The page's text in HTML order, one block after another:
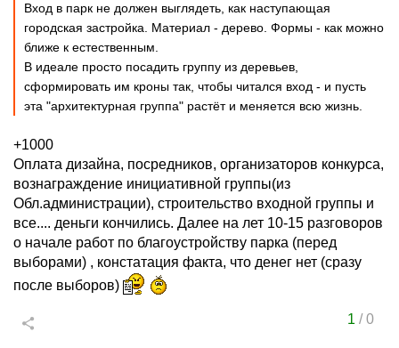
Вход в парк не должен выглядеть, как наступающая
городская застройка. Материал - дерево. Формы - как можно
ближе к естественным.
В идеале просто посадить группу из деревьев,
сформировать им кроны так, чтобы читался вход - и пусть
эта "архитектурная группа" растёт и меняется всю жизнь.
+1000
Оплата дизайна, посредников, организаторов конкурса,
вознаграждение инициативной группы(из
Обл.администрации), строительство входной группы и
все.... деньги кончились. Далее на лет 10-15 разговоров
о начале работ по благоустройству парка (перед
выборами) , констатация факта, что денег нет (сразу
после выборов)
1 /0